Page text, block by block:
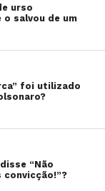
urso
o salvou de um
foi utilizado
“Não